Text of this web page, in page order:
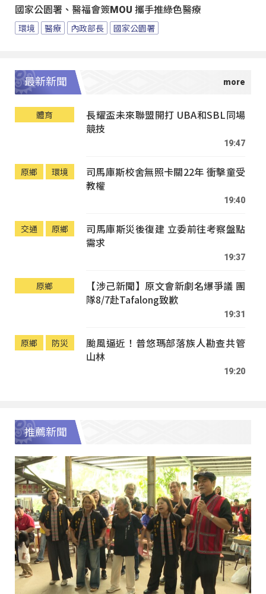
國家公園署、醫福會簽MOU 攜手推綠色醫療
環境 醫療 內政部長 國家公園署
最新新聞
體育
長耀盃未來聯盟開打 UBA和SBL同場
競技
19:47
原鄉 環境
司馬庫斯校舍無照卡關22年 衝擊童受
教權
19:40
交通 原鄉
司馬庫斯災後復建 立委前往考察盤點
需求
19:37
原鄉
【涉己新聞】原文會新劇名爆爭議 團
隊8/7赴Tafalong致歉
19:31
原鄉 防災
颱風逼近！普悠瑪部落族人勘查共管
山林
19:20
推薦新聞